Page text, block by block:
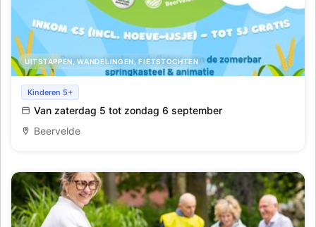
UITSTAPPEN, WANDELINGEN, FIETSTOCHTEN
Maïsdoolhof
Kinderen 5+
Van zaterdag 5 tot zondag 6 september
Beervelde